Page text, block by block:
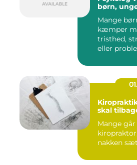
børn,
Mange
kæmper
tristhed,
eller
skal
Mange
nakken